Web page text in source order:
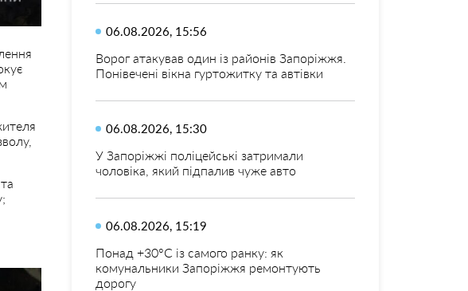
06.08.2026, 15:56
Ворог атакував один із районів Запоріжжя.
Понівечені вікна гуртожитку та автівки
06.08.2026, 15:30
У Запоріжжі поліцейські затримали
чоловіка, який підпалив чуже авто
06.08.2026, 15:19
Понад +30°C із самого ранку: як
комунальники Запоріжжя ремонтують
дорогу